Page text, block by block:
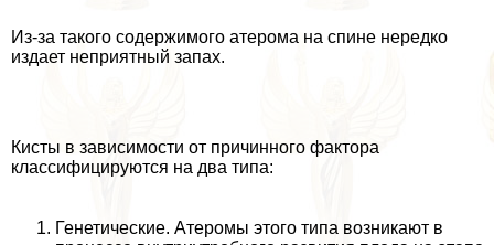
Из-за такого содержимого атерома на спине нередко
издает неприятный запах.
Кисты в зависимости от причинного фактора
классифицируются на два типа:
Генетические. Атеромы этого типа возникают в